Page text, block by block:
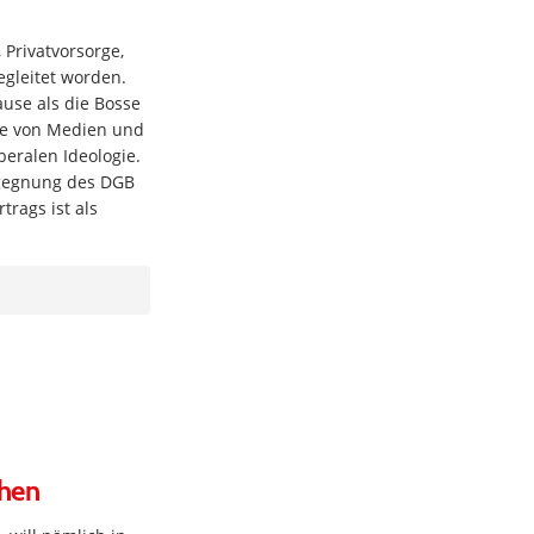
worden.
als die Bosse
von Medien und
Ideologie.
des DGB
ist als